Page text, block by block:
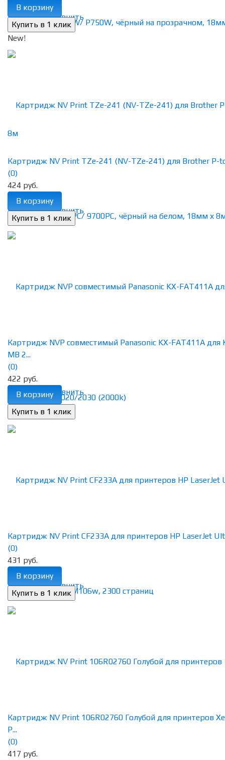
избранное сравнить
В корзину
New!
избранное сравнить
Картридж NV Print TZe-241 (NV-TZe-241) для Brother P-
(0)
424 руб.
В корзину
избранное сравнить
Картридж NVP совместимый Panasonic KX-FAT411А для
MB 2...
(0)
422 руб.
В корзину
избранное сравнить
Картридж NV Print CF233A для принтеров HP LaserJet
(0)
431 руб.
В корзину
Картридж NV Print 106R02760 Голубой для принтеров
P...
(0)
417 руб.